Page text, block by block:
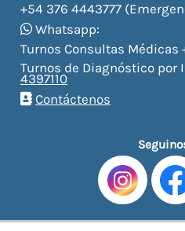
+54 376 4443777
Whatsapp:
Turnos Consultas Médicas
Turnos de Diagnóstico por
4397110
Contáctenos